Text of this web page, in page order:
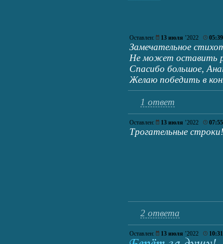
Оставлен: 13 июля ’2022 05:39
Замечательное
Не может оставить
Спасибо большое,
Желаю победить в
1 ответ
Оставлен: 13 июля ’2022 07:55
Трогательные
2 ответа
Оставлен: 13 июля ’2022 10:31